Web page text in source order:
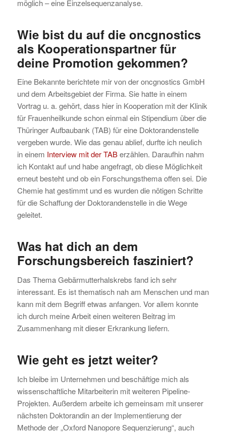
möglich – eine Einzelsequenzanalyse.
Wie bist du auf die oncgnostics
als Kooperationspartner für
deine Promotion gekommen?
Eine Bekannte berichtete mir von der oncgnostics GmbH
und dem Arbeitsgebiet der Firma. Sie hatte in einem
Vortrag u. a. gehört, dass hier in Kooperation mit der Klinik
für Frauenheilkunde schon einmal ein Stipendium über die
Thüringer Aufbaubank (TAB) für eine Doktorandenstelle
vergeben wurde. Wie das genau ablief, durfte ich neulich
in einem Interview mit der TABerzählen. Daraufhin nahm
ich Kontakt auf und habe angefragt, ob diese Möglichkeit
erneut besteht und ob ein Forschungsthema offen sei. Die
Chemie hat gestimmt und es wurden die nötigen Schritte
für die Schaffung der Doktorandenstelle in die Wege
geleitet.
Was hat dich an dem
Forschungsbereich fasziniert?
Das Thema Gebärmutterhalskrebs fand ich sehr
interessant. Es ist thematisch nah am Menschen und man
kann mit dem Begriff etwas anfangen. Vor allem konnte
ich durch meine Arbeit einen weiteren Beitrag im
Zusammenhang mit dieser Erkrankung liefern.
Wie geht es jetzt weiter?
Ich bleibe im Unternehmen und beschäftige mich als
wissenschaftliche Mitarbeiterin mit weiteren Pipeline-
Projekten. Außerdem arbeite ich gemeinsam mit unserer
nächsten Doktorandin an der Implementierung der
Methode der „Oxford Nanopore Sequenzierung“, auch